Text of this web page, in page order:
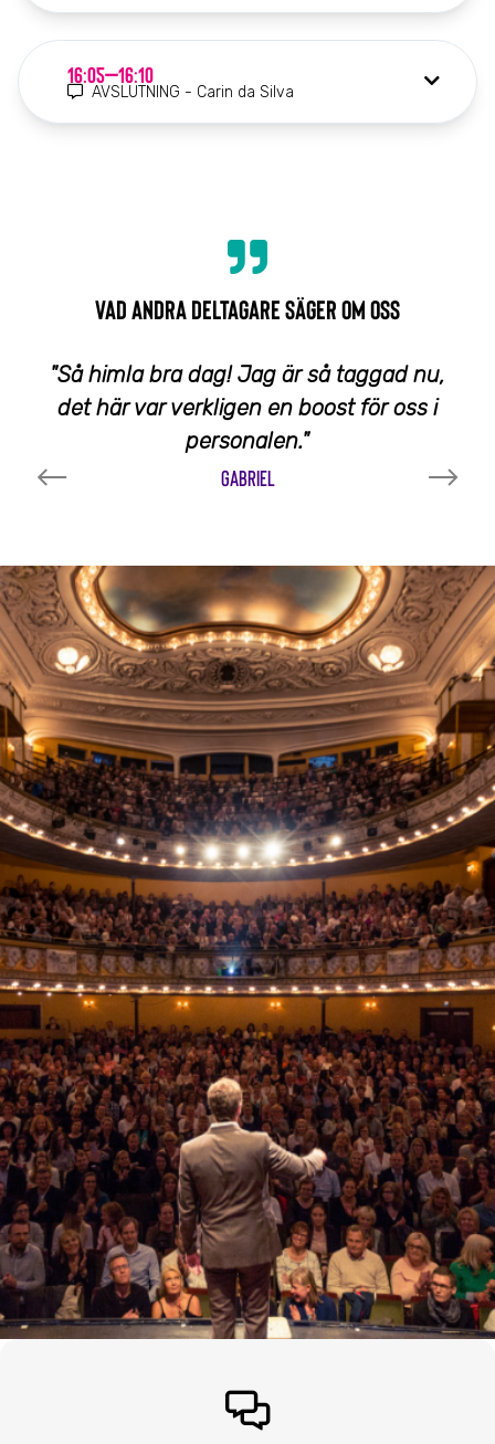
16:05–16:10
AVSLUTNING - Carin da Silva
VAD ANDRA DELTAGARE SÄGER OM OSS
"Så himla bra dag! Jag är så taggad nu,
det här var verkligen en boost för oss i
personalen."
GABRIEL